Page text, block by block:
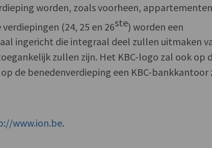
worden, zoals voorheen,
(24, 25 en 26ste) worden een
ingericht die integraal deel zullen uitmaken
zullen zijn. Het KBC-logo zal ook op
de benedenverdieping een KBC-bankkantoor
www.ion.be.